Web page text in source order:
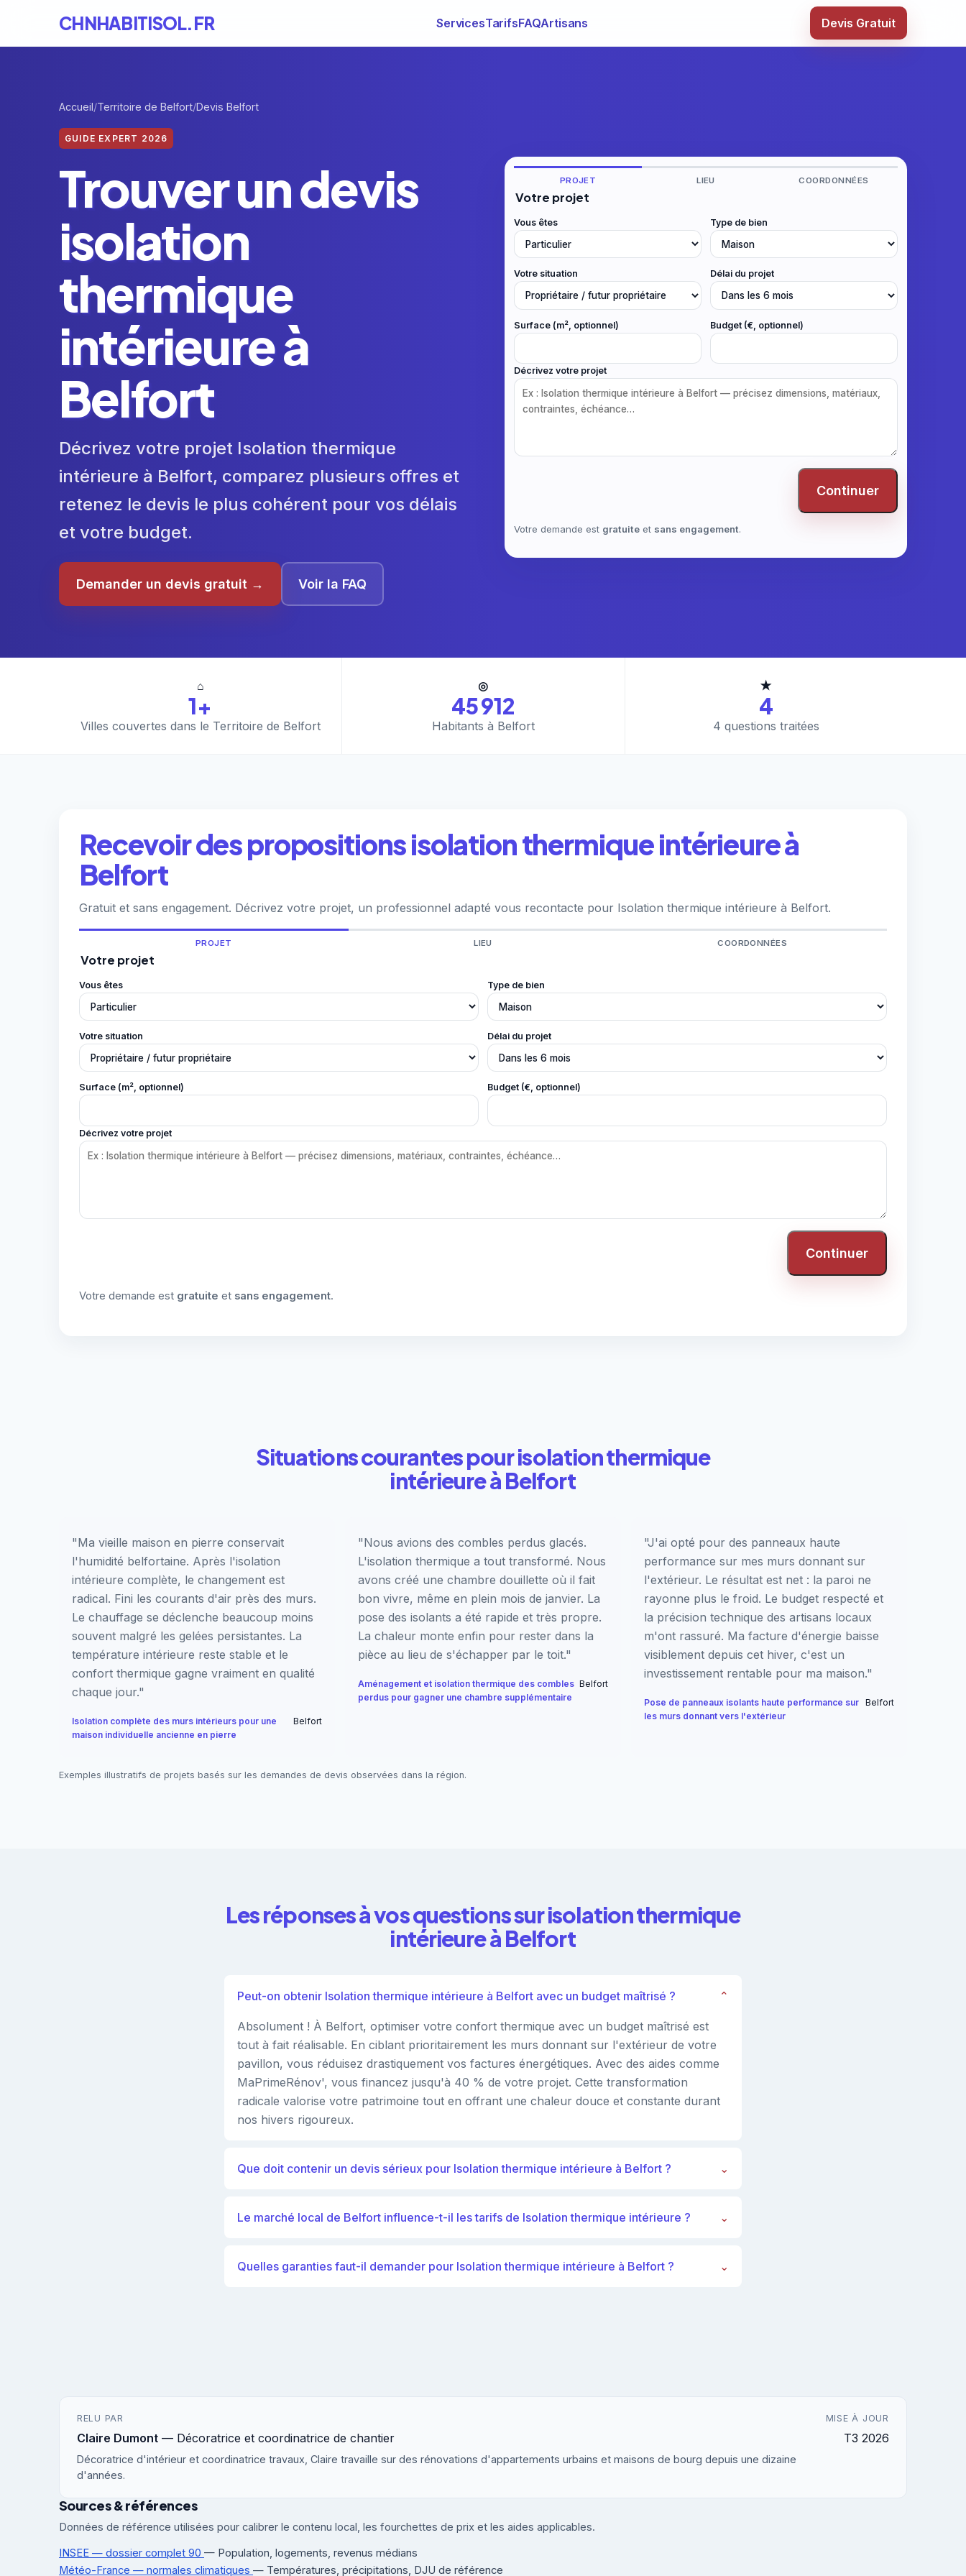
CHNHABITISOL.FR ServicesTarifsFAQArtisans Devis Gratuit
Accueil Territoire de Belfort Devis Belfort
GUIDE EXPERT 2026
Trouver un devis
isolation
thermique
intérieure à
Belfort
Décrivez votre projet Isolation thermique
intérieure à Belfort, comparez plusieurs offres et
retenez le devis le plus cohérent pour vos délais
et votre budget.
Demander un devis gratuit → Voir la FAQ
PROJET LIEU COORDONNÉES
Votre projet
Vous êtes Type de bien
Votre situation Délai du projet
Surface (m², optionnel) Budget (€, optionnel)
Décrivez votre projet
Continuer
Votre demande est gratuite et sans engagement.
⌂
1+
Villes couvertes dans le Territoire de Belfort
◎
45 912
Habitants à Belfort
★
4
4 questions traitées
Recevoir des propositions isolation thermique intérieure à
Belfort
Gratuit et sans engagement. Décrivez votre projet, un professionnel adapté vous recontacte pour Isolation thermique intérieure à Belfort.
PROJET LIEU COORDONNÉES
Votre projet
Vous êtes Type de bien
Votre situation Délai du projet
Surface (m², optionnel) Budget (€, optionnel)
Décrivez votre projet
Continuer
Votre demande est gratuite et sans engagement.
Situations courantes pour isolation thermique
intérieure à Belfort
"Ma vieille maison en pierre conservait
l'humidité belfortaine. Après l'isolation
intérieure complète, le changement est
radical. Fini les courants d'air près des murs.
Le chauffage se déclenche beaucoup moins
souvent malgré les gelées persistantes. La
température intérieure reste stable et le
confort thermique gagne vraiment en qualité
chaque jour."
Isolation complète des murs intérieurs pour une
maison individuelle ancienne en pierre
Belfort
"Nous avions des combles perdus glacés.
L'isolation thermique a tout transformé. Nous
avons créé une chambre douillette où il fait
bon vivre, même en plein mois de janvier. La
pose des isolants a été rapide et très propre.
La chaleur monte enfin pour rester dans la
pièce au lieu de s'échapper par le toit."
Aménagement et isolation thermique des combles
perdus pour gagner une chambre supplémentaire
Belfort
"J'ai opté pour des panneaux haute
performance sur mes murs donnant sur
l'extérieur. Le résultat est net : la paroi ne
rayonne plus le froid. Le budget respecté et
la précision technique des artisans locaux
m'ont rassuré. Ma facture d'énergie baisse
visiblement depuis cet hiver, c'est un
investissement rentable pour ma maison."
Pose de panneaux isolants haute performance sur
les murs donnant vers l'extérieur
Belfort
Exemples illustratifs de projets basés sur les demandes de devis observées dans la région.
Les réponses à vos questions sur isolation thermique
intérieure à Belfort
Peut-on obtenir Isolation thermique intérieure à Belfort avec un budget maîtrisé ? ⌄
Absolument ! À Belfort, optimiser votre confort thermique avec un budget maîtrisé est
tout à fait réalisable. En ciblant prioritairement les murs donnant sur l'extérieur de votre
pavillon, vous réduisez drastiquement vos factures énergétiques. Avec des aides comme
MaPrimeRénov', vous financez jusqu'à 40 % de votre projet. Cette transformation
radicale valorise votre patrimoine tout en offrant une chaleur douce et constante durant
nos hivers rigoureux.
Que doit contenir un devis sérieux pour Isolation thermique intérieure à Belfort ? ⌄
Le marché local de Belfort influence-t-il les tarifs de Isolation thermique intérieure ? ⌄
Quelles garanties faut-il demander pour Isolation thermique intérieure à Belfort ? ⌄
RELU PAR
Claire Dumont — Décoratrice et coordinatrice de chantier
Décoratrice d'intérieur et coordinatrice travaux, Claire travaille sur des rénovations d'appartements urbains et maisons de bourg depuis une dizaine
d'années.
MISE À JOUR
T3 2026
Sources & références
Données de référence utilisées pour calibrer le contenu local, les fourchettes de prix et les aides applicables.
INSEE — dossier complet 90 — Population, logements, revenus médians
Météo-France — normales climatiques — Températures, précipitations, DJU de référence